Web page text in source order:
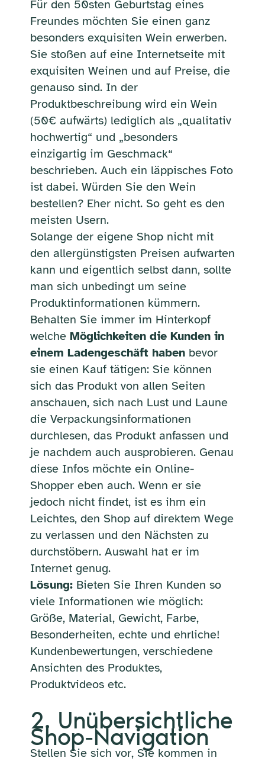
Für den 50sten Geburtstag eines
Freundes möchten Sie einen ganz
besonders exquisiten Wein erwerben.
Sie stoßen auf eine Internetseite mit
exquisiten Weinen und auf Preise, die
genauso sind. In der
Produktbeschreibung wird ein Wein
(50€ aufwärts) lediglich als „qualitativ
hochwertig“ und „besonders
einzigartig im Geschmack“
beschrieben. Auch ein läppisches Foto
ist dabei. Würden Sie den Wein
bestellen? Eher nicht. So geht es den
meisten Usern.
Solange der eigene Shop nicht mit
den allergünstigsten Preisen aufwarten
kann und eigentlich selbst dann, sollte
man sich unbedingt um seine
Produktinformationen kümmern.
Behalten Sie immer im Hinterkopf
welche Möglichkeiten die Kunden in
einem Ladengeschäft habenbevor
sie einen Kauf tätigen: Sie können
sich das Produkt von allen Seiten
anschauen, sich nach Lust und Laune
die Verpackungsinformationen
durchlesen, das Produkt anfassen und
je nachdem auch ausprobieren. Genau
diese Infos möchte ein Online-
Shopper eben auch. Wenn er sie
jedoch nicht findet, ist es ihm ein
Leichtes, den Shop auf direktem Wege
zu verlassen und den Nächsten zu
durchstöbern. Auswahl hat er im
Internet genug.
Lösung:Bieten Sie Ihren Kunden so
viele Informationen wie möglich:
Größe, Material, Gewicht, Farbe,
Besonderheiten, echte und ehrliche!
Kundenbewertungen, verschiedene
Ansichten des Produktes,
Produktvideos etc.
2. Unübersichtliche
Shop-Navigation
Stellen Sie sich vor, Sie kommen in